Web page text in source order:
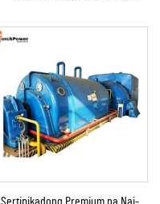
Kapangyarihan
Sertipikadong Premium na Nai-